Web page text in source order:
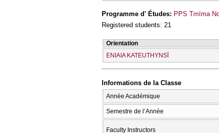
Programme d' Études: PPS Tmīma
Registered students: 21
Orientation
ENIAIA KATEUTHYNSĪ
Informations de la Classe
Année Académique
Semestre de l’Année
Faculty Instructors